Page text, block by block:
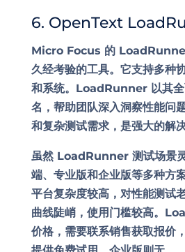
6. OpenText
Micro Focus 的
久经考验的工具。它支持多种
和系统。LoadRunner 以其全
名，帮助团队深入洞察性能问
和复杂测试需求，是强大的解决
虽然 LoadRunner 测试场景
端、专业版和企业版等多种方
平台复杂度较高，对性能测试
曲线陡峭，使用门槛较高。
价格，需要联系销售获取报价